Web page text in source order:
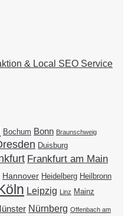
& Local SEO Service
Bochum Bonn Braunschweig
Duisburg
Frankfurt am Main
Hannover Heidelberg Heilbronn
Leipzig Linz Mainz
Nürnberg Offenbach am